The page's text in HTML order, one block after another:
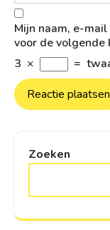
Mijn naam, e-
voor de volgende
3 × =
Zoeken